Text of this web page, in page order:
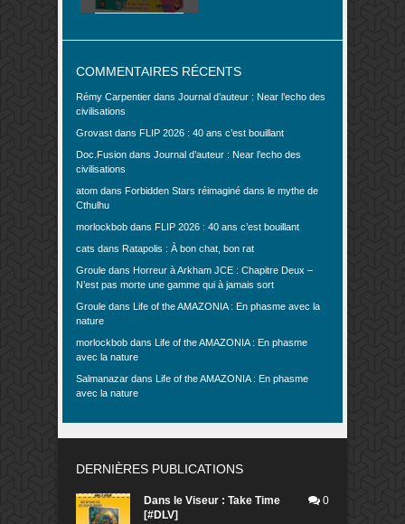
COMMENTAIRES RÉCENTS
Rémy Carpentier dans Journal d’auteur : Near l’echo des
civilisations
Grovast dans FLIP 2026 : 40 ans c’est bouillant
Doc.Fusion dans Journal d’auteur : Near l’echo des
civilisations
atom dans Forbidden Stars réimaginé dans le mythe de
Cthulhu
morlockbob dans FLIP 2026 : 40 ans c’est bouillant
cats dans Ratapolis : À bon chat, bon rat
Groule dans Horreur à Arkham JCE : Chapitre Deux –
N’est pas morte une gamme qui à jamais sort
Groule dans
Life of the AMAZONIA : En phasme avec la
nature
morlockbob dans
Life of the AMAZONIA : En phasme
avec la nature
Salmanazar dans
Life of the AMAZONIA : En phasme
avec la nature
DERNIÈRES PUBLICATIONS
Dans le Viseur : Take Time
[#DLV]
0